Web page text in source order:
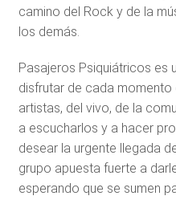
camino del Rock y de la
los demás.
Pasajeros Psiquiátricos es
disfrutar de cada
artistas, del vivo, de la
a escucharlos y a hacer
desear la urgente llegada
grupo apuesta fuerte a
esperando que se sumen